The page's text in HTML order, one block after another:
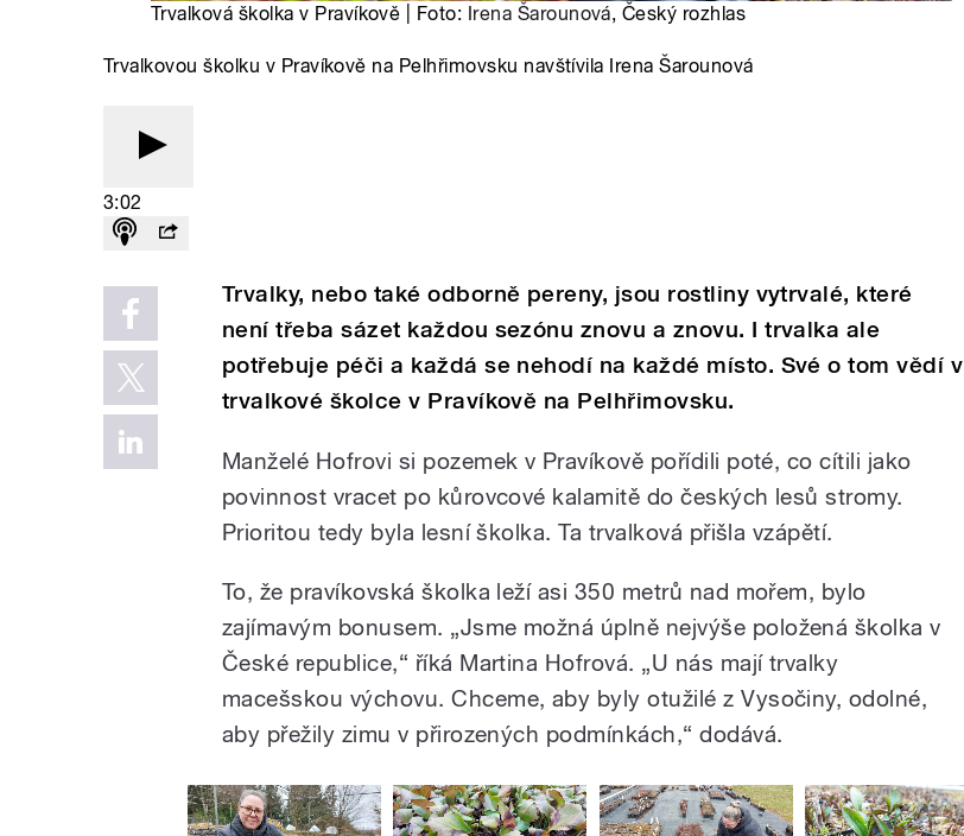
Trvalková školka v Pravíkově | Foto: Irena Šarounová, Český rozhlas
Trvalkovou školku v Pravíkově na Pelhřimovsku navštívila Irena Šarounová
3:02
Trvalky, nebo také odborně pereny, jsou rostliny vytrvalé, které
není třeba sázet každou sezónu znovu a znovu. I trvalka ale
potřebuje péči a každá se nehodí na každé místo. Své o tom vědí v
trvalkové školce v Pravíkově na Pelhřimovsku.
Manželé Hofrovi si pozemek v Pravíkově pořídili poté, co cítili jako
povinnost vracet po kůrovcové kalamitě do českých lesů stromy.
Prioritou tedy byla lesní školka. Ta trvalková přišla vzápětí.
To, že pravíkovská školka leží asi 350 metrů nad mořem, bylo
zajímavým bonusem. „Jsme možná úplně nejvýše položená školka v
České republice,“ říká Martina Hofrová. „U nás mají trvalky
macešskou výchovu. Chceme, aby byly otužilé z Vysočiny, odolné,
aby přežily zimu v přirozených podmínkách,“ dodává.